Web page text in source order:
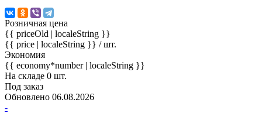
Розничная цена
{{ priceOld | localeString }}
{{ price | localeString }} / шт.
Экономия
{{ economy*number | localeString }}
На складе 0 шт.
Под заказ
Обновлено 06.08.2026
-